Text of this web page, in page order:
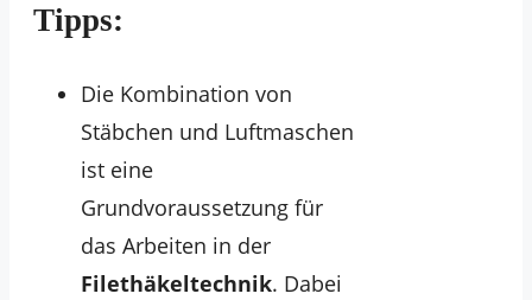
Tipps:
Die Kombination von
Stäbchen und Luftmaschen
ist eine
Grundvoraussetzung für
das Arbeiten in der
Filethäkeltechnik. Dabei